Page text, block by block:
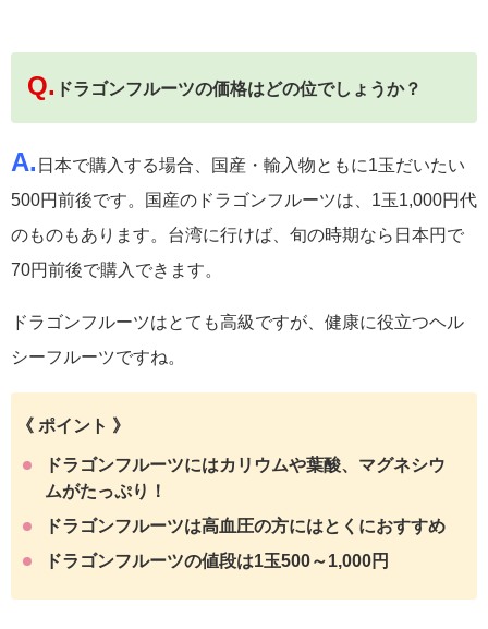
Q. ドラゴンフルーツの価格はどの位でしょうか？
A. 日本で購入する場合、国産・輸入物ともに1玉だいたい
500円前後です。国産のドラゴンフルーツは、1玉1,000円代
のものもあります。台湾に行けば、旬の時期なら日本円で
70円前後で購入できます。
ドラゴンフルーツはとても高級ですが、健康に役立つヘル
シーフルーツですね。
《 ポイント 》
ドラゴンフルーツにはカリウムや葉酸、マグネシウ
ムがたっぷり！
ドラゴンフルーツは高血圧の方にはとくにおすすめ
ドラゴンフルーツの値段は1玉500～1,000円